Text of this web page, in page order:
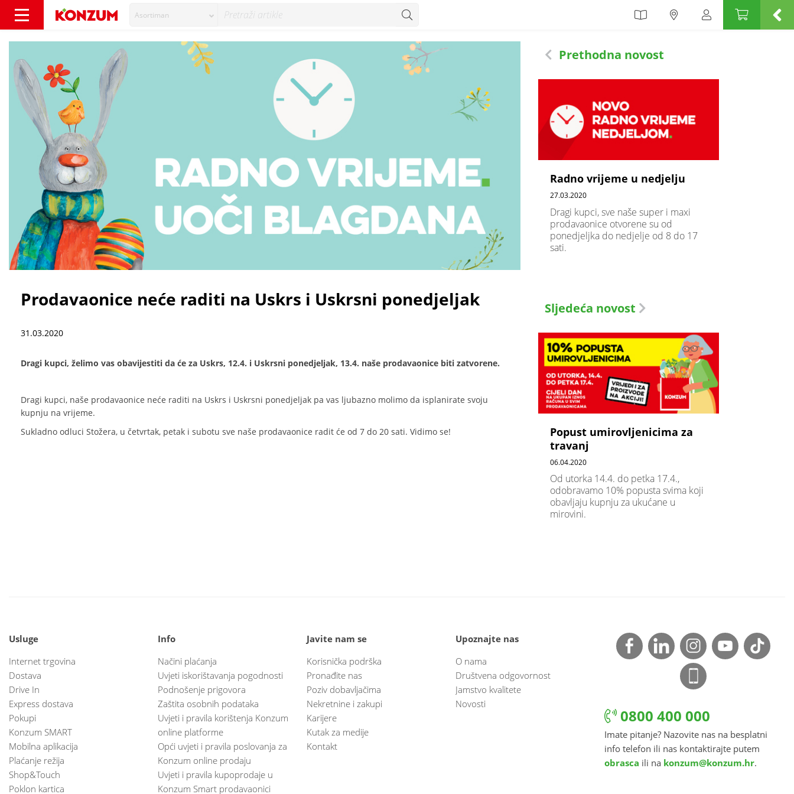
Asortiman
Prodavaonice neće raditi na Uskrs i Uskrsni ponedjeljak
31.03.2020
Dragi kupci, želimo vas obavijestiti da će za Uskrs, 12.4. i Uskrsni ponedjeljak, 13.4. naše prodavaonice biti zatvorene.
Dragi kupci, naše prodavaonice neće raditi na Uskrs i Uskrsni ponedjeljak pa vas ljubazno molimo da isplanirate svoju
kupnju na vrijeme.
Sukladno odluci Stožera, u četvrtak, petak i subotu sve naše prodavaonice radit će od 7 do 20 sati. Vidimo se!
Prethodna novost
Radno vrijeme u nedjelju
27.03.2020
Dragi kupci, sve naše super i maxi
prodavaonice otvorene su od
ponedjeljka do nedjelje od 8 do 17
sati.
Sljedeća novost
Popust umirovljenicima za
travanj
06.04.2020
Od utorka 14.4. do petka 17.4.,
odobravamo 10% popusta svima koji
obavljaju kupnju za ukućane u
mirovini.
Usluge
Internet trgovina
Dostava
Drive In
Express dostava
Pokupi
Konzum SMART
Mobilna aplikacija
Plaćanje režija
Shop&Touch
Poklon kartica
Info
Načini plaćanja
Uvjeti iskorištavanja pogodnosti
Podnošenje prigovora
Zaštita osobnih podataka
Uvjeti i pravila korištenja Konzum
online platforme
Opći uvjeti i pravila poslovanja za
Konzum online prodaju
Uvjeti i pravila kupoprodaje u
Konzum Smart prodavaonici
Javite nam se
Korisnička podrška
Pronađite nas
Poziv dobavljačima
Nekretnine i zakupi
Karijere
Kutak za medije
Kontakt
Upoznajte nas
O nama
Društvena odgovornost
Jamstvo kvalitete
Novosti
0800 400 000
Imate pitanje? Nazovite nas na besplatni
info telefon ili nas kontaktirajte putem
obrasca ili na konzum@konzum.hr.